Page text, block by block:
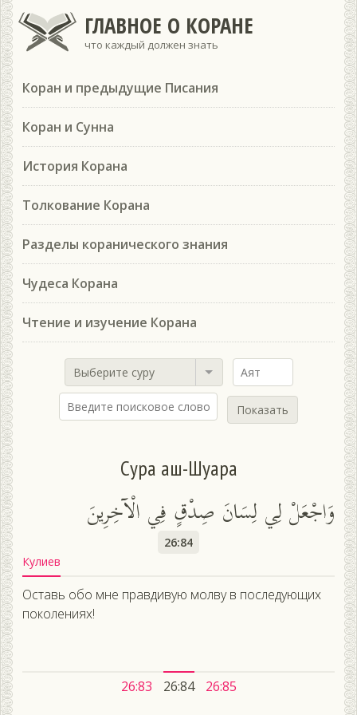
ГЛАВНОЕ О КОРАНЕ
что каждый должен знать
Коран и предыдущие Писания
Коран и Сунна
История Корана
Толкование Корана
Разделы коранического знания
Чудеса Корана
Чтение и изучение Корана
Выберите суру
Показать
Сура аш-Шуара
وَاجْعَلْ لِي لِسَانَ صِدْقٍ فِي الْآخِرِينَ
26:84
Кулиев
Оставь обо мне правдивую молву в последующих
поколениях!
26:83 26:84 26:85